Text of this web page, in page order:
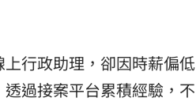
行政助理，卻因時薪偏低
過接案平台累積經驗，不